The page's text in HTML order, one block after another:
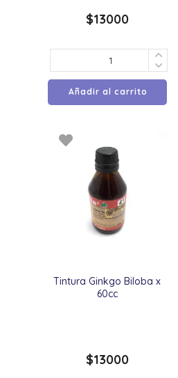
$13000
Añadir al carrito
Tintura Ginkgo Biloba x
60cc
$13000